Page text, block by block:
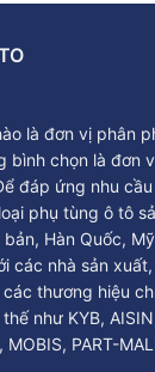
là đơn vị phân
bình chọn là đơn
đáp ứng nhu
phụ tùng ô tô
Hàn Quốc,
các nhà sản
thương hiệu
như KYB,
MOBIS, PART-